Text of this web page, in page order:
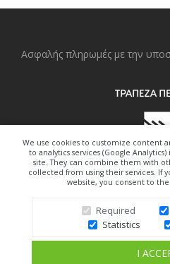
We use cookies to customize content
to analytics services (Google
site. They can combine them with
collected from using their services. If
website, you consent to
Required
Statistics
I
Ασφαλής πληρωμές με την
Copyright © 2022.
Design By